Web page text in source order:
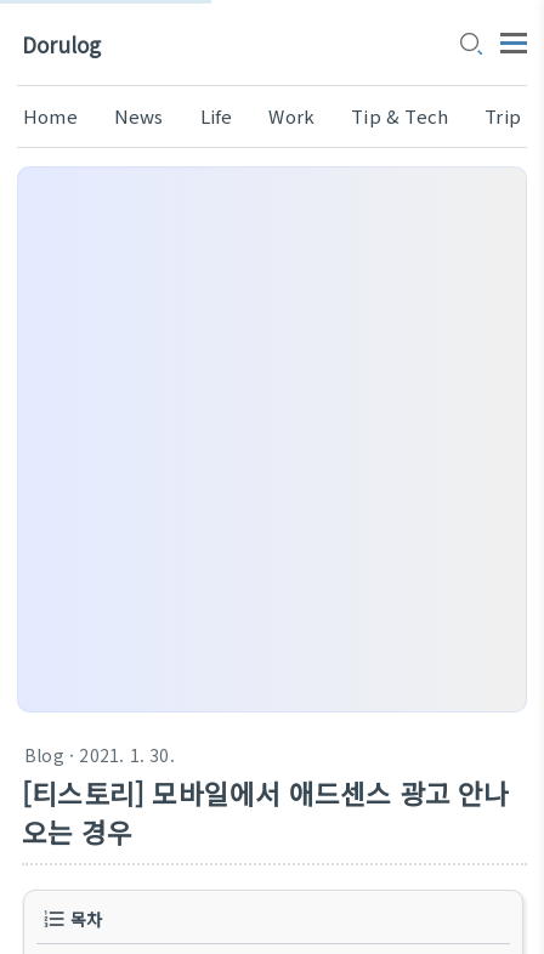
Dorulog
Home News Life Work Tip & Tech Trip
Blog · 2021. 1. 30.
[티스토리] 모바일에서 애드센스 광고 안나
오는 경우
목차